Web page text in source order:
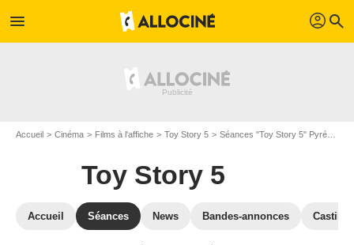
menu profil search
Accueil Cinéma Films à l'affiche Toy Story 5 Séances "Toy Story 5" Pyrénées Atlantiques
Toy Story 5
Accueil Séances News Bandes-annonces Casting